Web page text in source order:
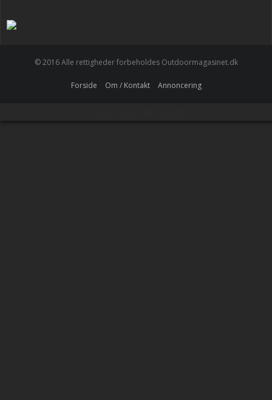
© 2016 Alle rettigheder forbeholdes Outdoormagasinet.dk
Forside Om / Kontakt Annoncering